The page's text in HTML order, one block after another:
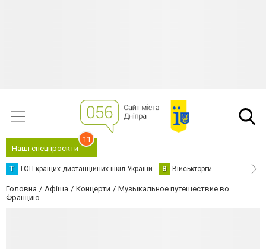
Наші спецпроєкти
11
Т ТОП кращих дистанційних шкіл України В Військторги
Головна Афіша Концерти
Музыкальное путешествие во
Францию